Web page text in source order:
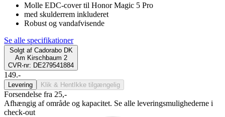
Molle EDC-cover til Honor Magic 5 Pro
med skulderrem inkluderet
Robust og vandafvisende
Se alle specifikationer
Solgt af Cadorabo DK
Am Kirschbaum 2
CVR-nr: DE279541884
149.-
Levering Klik & Hent Ikke tilgængelig
Forsendelse fra 25,-
Afhængig af område og kapacitet. Se alle leveringsmulighederne i
check-out